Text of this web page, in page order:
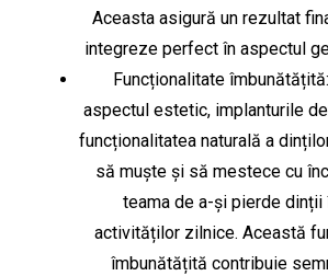
Aceasta asigură un rezultat
integreze perfect în aspectul
Funcționalitate
aspectul estetic, implanturile
funcționalitatea naturală a
să muște și să mestece cu
teama de a-și pierde dinții
activităților zilnice. Această
îmbunătățită contribuie